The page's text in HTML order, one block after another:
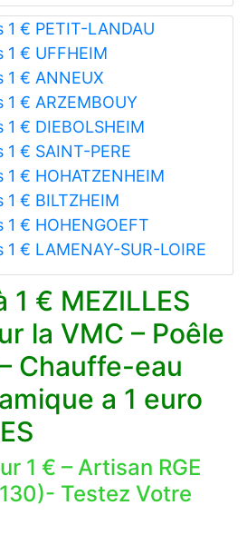
1 € PETIT-LANDAU
1 € UFFHEIM
1 € ANNEUX
1 € ARZEMBOUY
€ DIEBOLSHEIM
€ SAINT-PERE
1 € HOHATZENHEIM
1 € BILTZHEIM
1 € HOHENGOEFT
1 € LAMENAY-SUR-LOIRE
€ MEZILLES
la VMC – Poêle
Chauffe-eau
a 1 euro
1 € – Artisan RGE
Testez Votre